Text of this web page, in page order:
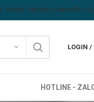
TRUNG TÂM BẢO HÀNHYÊU
LOGIN /
HOTLINE -